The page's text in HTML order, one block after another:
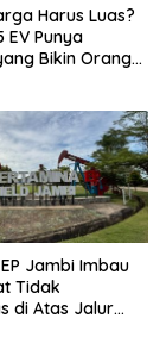
Harus Luas?
EV Punya
Bikin Orang
Jambi Imbau
Tidak
di Atas Jalur